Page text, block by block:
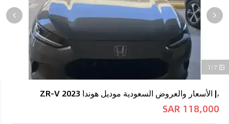
1/7
،| الأسعار والعروض السعودية موديل هوندا ZR-V 2023
118,000 SAR